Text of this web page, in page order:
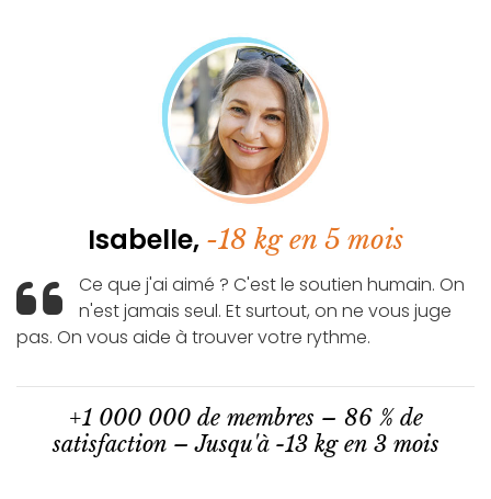
Isabelle, -18 kg en 5 mois
Ce que j'ai aimé ? C'est le soutien humain. On
n'est jamais seul. Et surtout, on ne vous juge
pas. On vous aide à trouver votre rythme.
+1 000 000 de membres – 86 % de
satisfaction – Jusqu'à -13 kg en 3 mois